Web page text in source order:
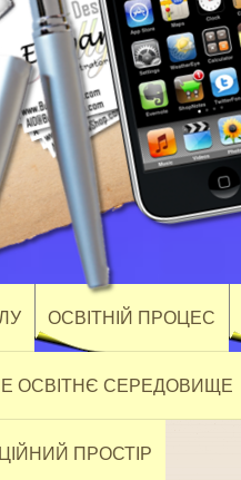
ОСВІТНІЙ ПРОЦЕС
ОСВІТНЄ СЕРЕДОВИЩЕ
ПРОСТІР